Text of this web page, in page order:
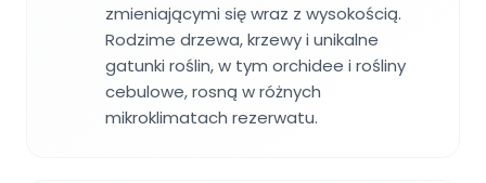
zmieniającymi się wraz z wysokością.
Rodzime drzewa, krzewy i unikalne
gatunki roślin, w tym orchidee i rośliny
cebulowe, rosną w różnych
mikroklimatach rezerwatu.